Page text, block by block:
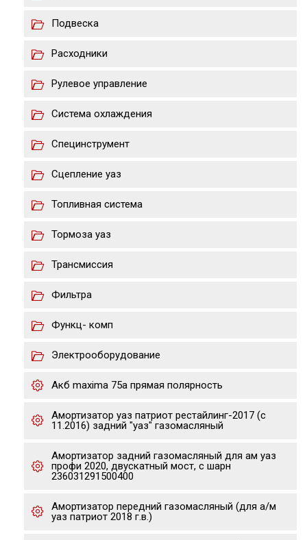
Подвеска
Расходники
Рулевое управление
Система охлаждения
Специнструмент
Сцепление уаз
Топливная система
Тормоза уаз
Трансмиссия
Фильтра
Функц- комп
Электрооборудование
Акб maxima 75a прямая полярность
Амортизатор уаз патриот рестайлинг-2017 (с
11.2016) задний "уаз" газомасляный
Амортизатор задний газомасляный для ам уаз
профи 2020, двускатный мост, с шарн
236031291500400
Амортизатор передний газомасляный (для а/м
уаз патриот 2018 г.в.)